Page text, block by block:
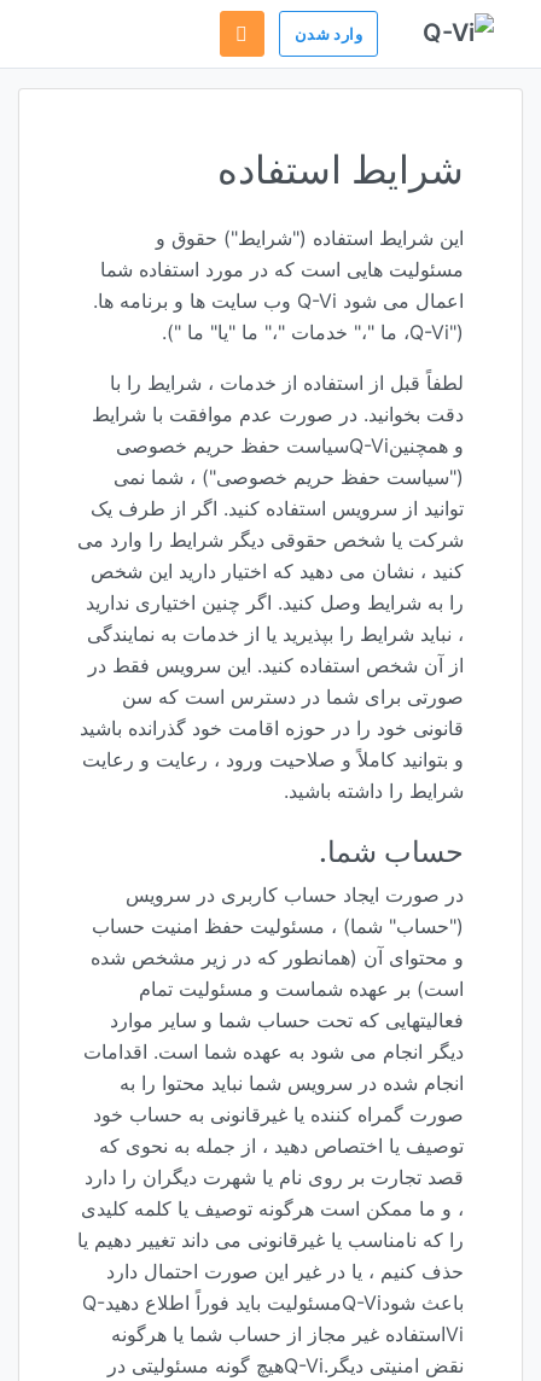
وارد شدن
شرایط استفاده
این شرایط استفاده ("شرایط") حقوق و
مسئولیت هایی است که در مورد استفاده شما
اعمال می شود Q-Vi وب سایت ها و برنامه ها.
("Q-Vi، ما "،" خدمات "،" ما "یا" ما ").
لطفاً قبل از استفاده از خدمات ، شرایط را با
دقت بخوانید. در صورت عدم موافقت با شرایط
و همچنینQ-Viسیاست حفظ حریم خصوصی
("سیاست حفظ حریم خصوصی") ، شما نمی
توانید از سرویس استفاده کنید. اگر از طرف یک
شرکت یا شخص حقوقی دیگر شرایط را وارد می
کنید ، نشان می دهید که اختیار دارید این شخص
را به شرایط وصل کنید. اگر چنین اختیاری ندارید
، نباید شرایط را بپذیرید یا از خدمات به نمایندگی
از آن شخص استفاده کنید. این سرویس فقط در
صورتی برای شما در دسترس است که سن
قانونی خود را در حوزه اقامت خود گذرانده باشید
و بتوانید کاملاً و صلاحیت ورود ، رعایت و رعایت
شرایط را داشته باشید.
حساب شما.
در صورت ایجاد حساب کاربری در سرویس
("حساب" شما) ، مسئولیت حفظ امنیت حساب
و محتوای آن (همانطور که در زیر مشخص شده
است) بر عهده شماست و مسئولیت تمام
فعالیتهایی که تحت حساب شما و سایر موارد
دیگر انجام می شود به عهده شما است. اقدامات
انجام شده در سرویس شما نباید محتوا را به
صورت گمراه کننده یا غیرقانونی به حساب خود
توصیف یا اختصاص دهید ، از جمله به نحوی که
قصد تجارت بر روی نام یا شهرت دیگران را دارد
، و ما ممکن است هرگونه توصیف یا کلمه کلیدی
را که نامناسب یا غیرقانونی می داند تغییر دهیم یا
حذف کنیم ، یا در غیر این صورت احتمال دارد
باعث شودQ-Viمسئولیت باید فوراً اطلاع دهیدQ-
Viاستفاده غیر مجاز از حساب شما یا هرگونه
نقض امنیتی دیگر.Q-Viهیچ گونه مسئولیتی در